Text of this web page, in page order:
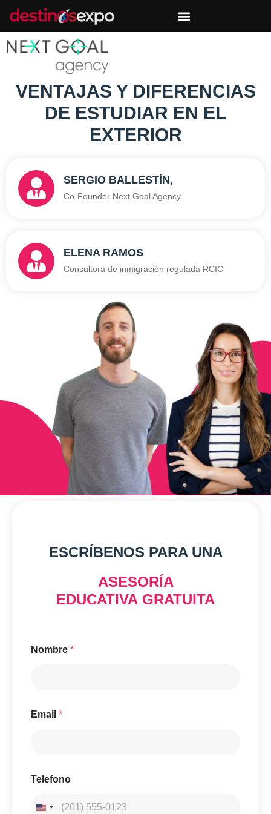
VENTAJAS Y DIFERENCIAS
DE ESTUDIAR EN EL
EXTERIOR
SERGIO BALLESTÍN,
Co-Founder Next Goal Agency
ELENA RAMOS
Consultora de inmigración regulada RCIC
ESCRÍBENOS PARA UNA
ASESORÍA
EDUCATIVA GRATUITA
Nombre *
m
o
m
Email *
Telefono